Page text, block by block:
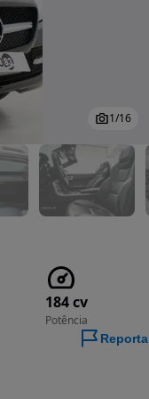
1/16
184 cv
Potência